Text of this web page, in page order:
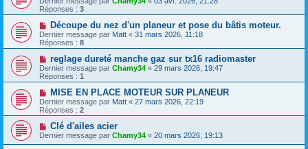
Réponses : 3
Découpe du nez d'un planeur et pose du bâtis moteur.
Dernier message par Matt « 31 mars 2026, 11:18
Réponses : 8
reglage dureté manche gaz sur tx16 radiomaster
Dernier message par Chamy34 « 29 mars 2026, 19:47
Réponses : 1
MISE EN PLACE MOTEUR SUR PLANEUR
Dernier message par Matt « 27 mars 2026, 22:19
Réponses : 2
Clé d'ailes acier
Dernier message par Chamy34 « 20 mars 2026, 19:13